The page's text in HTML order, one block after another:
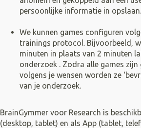
persoonlijke informatie in opslaan.
We kunnen games configuren
trainings protocol. Bijvoorbeeld,
minuten in plaats van 2 minuten
onderzoek . Zodra alle games zijn
volgens je wensen worden ze
van je onderzoek.
BrainGymmer voor Research is
(desktop, tablet) en als App (tablet,